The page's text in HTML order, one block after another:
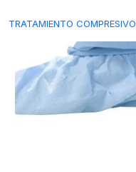
TRATAMIENTO COMPRESIVO